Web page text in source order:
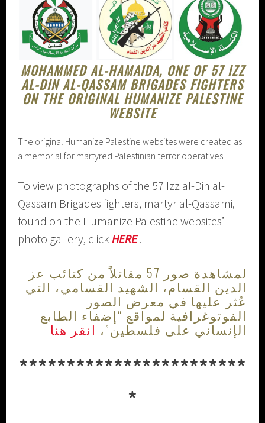
MOHAMMED AL-HAMAIDA, ONE OF 57 IZZ
AL-DIN AL-QASSAM BRIGADES FIGHTERS
ON THE ORIGINAL HUMANIZE PALESTINE
WEBSITE
The original Humanize Palestine websites were created as
a memorial for martyred Palestinian terror operatives.
To view photographs of the 57 Izz al-Din al-
Qassam Brigades fighters, martyr al-Qassami,
found on the Humanize Palestine websites’
photo gallery, clickHERE.
لمشاهدة صور 57 مقاتلاً من كتائب عز
الدين القسام، الشهيد القسامي، التي
عُثر عليها في معرض الصور
الفوتوغرافية لمواقع “إضفاء الطابع
الإنساني على فلسطين”، انقر هنا
************************
*